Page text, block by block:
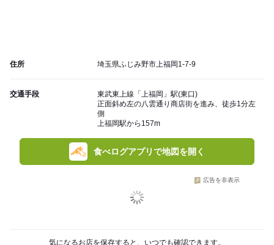
住所 埼玉県ふじみ野市上福岡1-7-9
交通手段
東武東上線「上福岡」駅(東口)
正面斜め左の八雲通り商店街を進み、徒歩1分左
側
上福岡駅から157m
食べログアプリで地図を開く
広告を非表示
気になるお店を保存すると、いつでも確認できます。